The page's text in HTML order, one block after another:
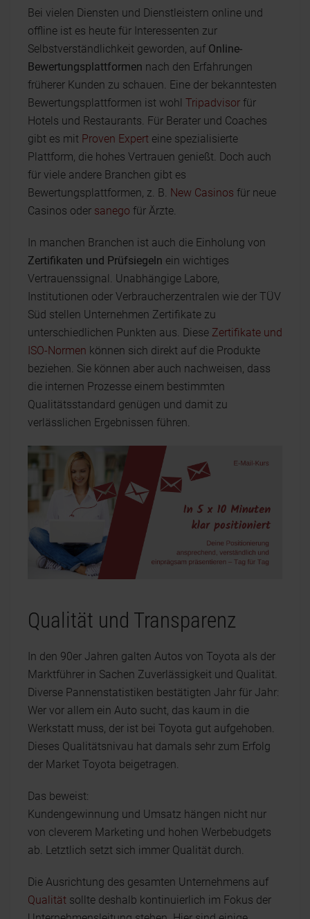
Bei vielen Diensten und Dienstleistern online und
offline ist es heute für Interessenten zur
Selbstverständlichkeit geworden, auf Online-
Bewertungsplattformen nach den Erfahrungen
früherer Kunden zu schauen. Eine der bekanntesten
Bewertungsplattformen ist wohl Tripadvisor für
Hotels und Restaurants. Für Berater und Coaches
gibt es mit Proven Expert eine spezialisierte
Plattform, die hohes Vertrauen genießt. Doch auch
für viele andere Branchen gibt es
Bewertungsplattformen, z. B. New Casinos für neue
Casinos oder sanego für Ärzte.
In manchen Branchen ist auch die Einholung von
Zertifikaten und Prüfsiegeln ein wichtiges
Vertrauenssignal. Unabhängige Labore,
Institutionen oder Verbraucherzentralen wie der TÜV
Süd stellen Unternehmen Zertifikate zu
unterschiedlichen Punkten aus. Diese Zertifikate und
ISO-Normen können sich direkt auf die Produkte
beziehen. Sie können aber auch nachweisen, dass
die internen Prozesse einem bestimmten
Qualitätsstandard genügen und damit zu
verlässlichen Ergebnissen führen.
Qualität und Transparenz
In den 90er Jahren galten Autos von Toyota als der
Marktführer in Sachen Zuverlässigkeit und Qualität.
Diverse Pannenstatistiken bestätigten Jahr für Jahr:
Wer vor allem ein Auto sucht, das kaum in die
Werkstatt muss, der ist bei Toyota gut aufgehoben.
Dieses Qualitätsnivau hat damals sehr zum Erfolg
der Market Toyota beigetragen.
Das beweist:
Kundengewinnung und Umsatz hängen nicht nur
von cleverem Marketing und hohen Werbebudgets
ab. Letztlich setzt sich immer Qualität durch.
Die Ausrichtung des gesamten Unternehmens auf
Qualität sollte deshalb kontinuierlich im Fokus der